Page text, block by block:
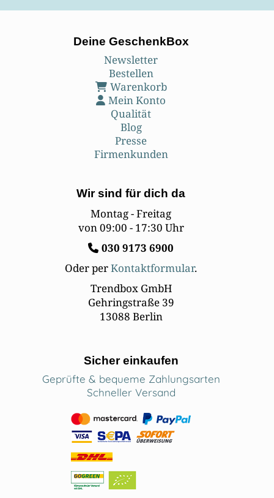
Deine GeschenkBox
Newsletter
Bestellen
Warenkorb
Mein Konto
Qualität
Blog
Presse
Firmenkunden
Wir sind für dich da
Montag - Freitag
von 09:00 - 17:30 Uhr
030 9173 6900
Oder perKontaktformular.
Trendbox GmbH
Gehringstraße 39
13088 Berlin
Sicher einkaufen
Geprüfte & bequeme Zahlungsarten
Schneller Versand